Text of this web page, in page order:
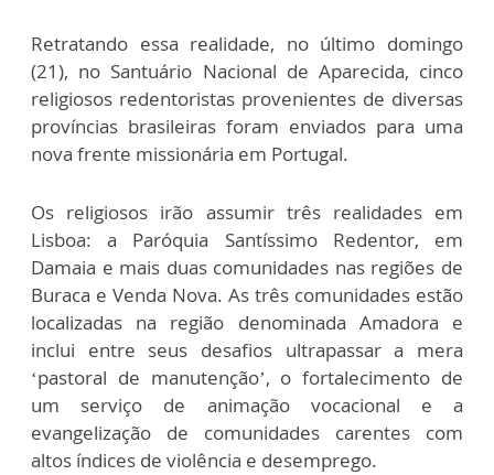
Retratando essa realidade, no último domingo
(21), no Santuário Nacional de Aparecida, cinco
religiosos redentoristas provenientes de diversas
províncias brasileiras foram enviados para uma
nova frente missionária em Portugal.
Os religiosos irão assumir três realidades em
Lisboa: a Paróquia Santíssimo Redentor, em
Damaia e mais duas comunidades nas regiões de
Buraca e Venda Nova. As três comunidades estão
localizadas na região denominada Amadora e
inclui entre seus desafios ultrapassar a mera
‘pastoral de manutenção’, o fortalecimento de
um serviço de animação vocacional e a
evangelização de comunidades carentes com
altos índices de violência e desemprego.